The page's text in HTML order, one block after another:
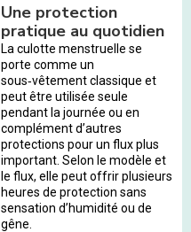
Une protection
pratique au quotidien
La culotte menstruelle se
porte comme un
sous‑vêtement classique et
peut être utilisée seule
pendant la journée ou en
complément d’autres
protections pour un flux plus
important. Selon le modèle et
le flux, elle peut offrir plusieurs
heures de protection sans
sensation d’humidité ou de
gêne.